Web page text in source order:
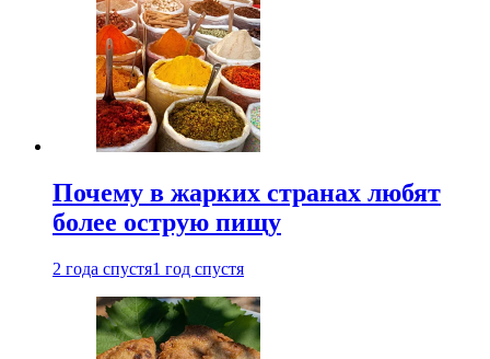
Почему в жарких странах любят
более острую пищу
2 года спустя1 год спустя